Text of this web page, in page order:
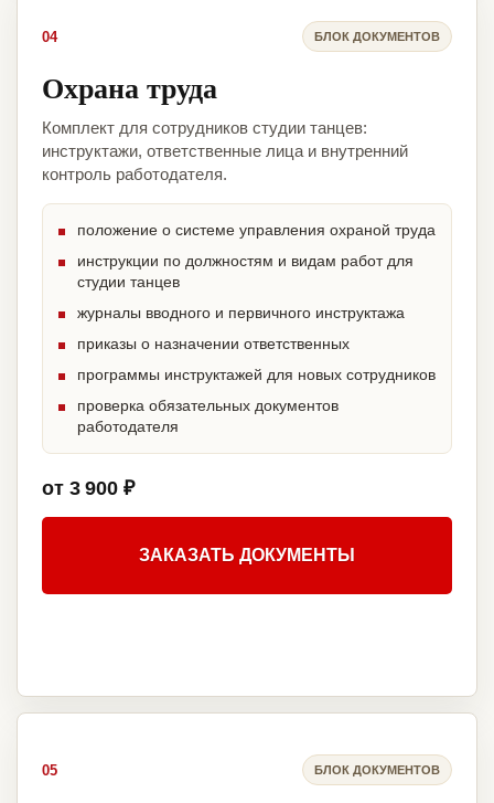
04 БЛОК ДОКУМЕНТОВ
Охрана труда
Комплект для сотрудников студии танцев:
инструктажи, ответственные лица и внутренний
контроль работодателя.
положение о системе управления охраной труда
инструкции по должностям и видам работ для
студии танцев
журналы вводного и первичного инструктажа
приказы о назначении ответственных
программы инструктажей для новых сотрудников
проверка обязательных документов
работодателя
от 3 900 ₽
ЗАКАЗАТЬ ДОКУМЕНТЫ
05 БЛОК ДОКУМЕНТОВ